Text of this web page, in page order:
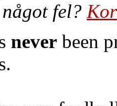
fel?
never been